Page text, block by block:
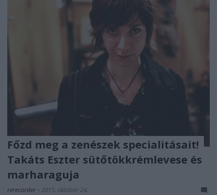
Főzd meg a zenészek specialitásait!
Takáts Eszter sütőtökkrémlevese és
marharaguja
rerecorder • 2015. október 24.